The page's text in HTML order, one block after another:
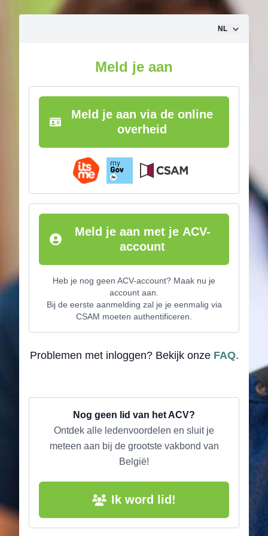
Ga naar inhoud
NL
Meld je aan
Meld je aan via de online
overheid
Meld je aan met je ACV-
account
Heb je nog geen ACV-account? Maak nu je
account aan.
Bij de eerste aanmelding zal je je eenmalig via
CSAM moeten authentificeren.
Problemen met inloggen? Bekijk onze FAQ.
Nog geen lid van het ACV?
Ontdek alle ledenvoordelen en sluit je
meteen aan bij de grootste vakbond van
België!
Ik word lid!